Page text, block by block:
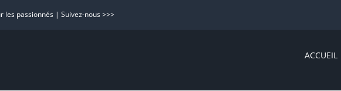
les passionnés | Suivez-nous >>>
ACCUEIL